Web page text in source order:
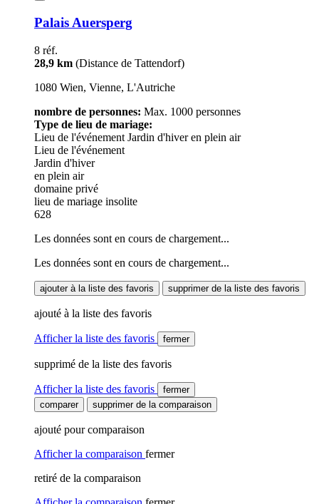
Palais Auersperg
8 réf.
28,9 km (Distance de Tattendorf)
1080 Wien, Vienne, L'Autriche
nombre de personnes: Max. 1000 personnes
Type de lieu de mariage:
Lieu de l'événement Jardin d'hiveren plein air
Lieu de l'événement
Jardin d'hiver
en plein air
domaine privé
lieu de mariage insolite
628
Les données sont en cours de chargement...
Les données sont en cours de chargement...
ajouter à la liste des favoris supprimer de la liste des favoris
ajouté à la liste des favoris
Afficher la liste des favoris fermer
supprimé de la liste des favoris
Afficher la liste des favoris
fermer
comparer
supprimer de la comparaison
ajouté pour comparaison
Afficher la comparaison fermer
retiré de la comparaison